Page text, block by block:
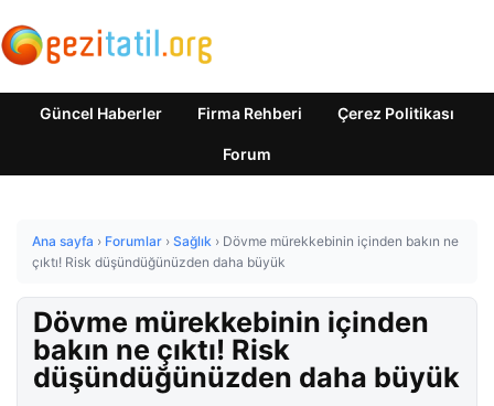
Güncel Haberler Firma Rehberi Çerez Politikası
Forum
Ana sayfa › Forumlar › Sağlık › Dövme mürekkebinin içinden bakın ne
çıktı! Risk düşündüğünüzden daha büyük
Dövme mürekkebinin içinden
bakın ne çıktı! Risk
düşündüğünüzden daha büyük